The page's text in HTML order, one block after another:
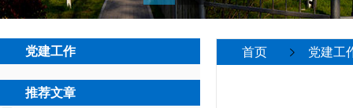
党建工作
推荐文章
首页 党建工